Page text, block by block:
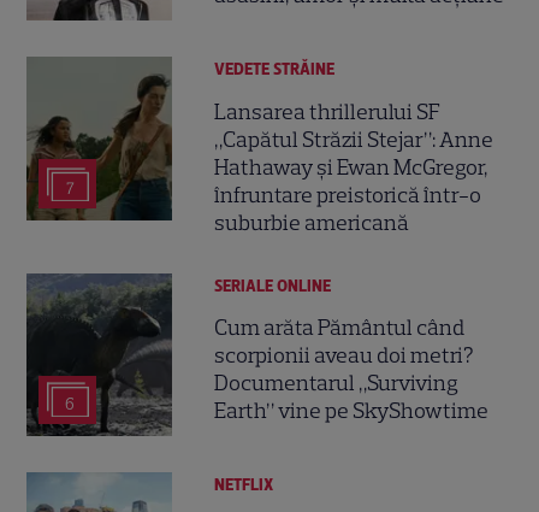
7
VEDETE STRĂINE
Lansarea thrillerului SF
„Capătul Străzii Stejar”: Anne
Hathaway și Ewan McGregor,
înfruntare preistorică într-o
suburbie americană
6
SERIALE ONLINE
Cum arăta Pământul când
scorpionii aveau doi metri?
Documentarul „Surviving
Earth” vine pe SkyShowtime
NETFLIX